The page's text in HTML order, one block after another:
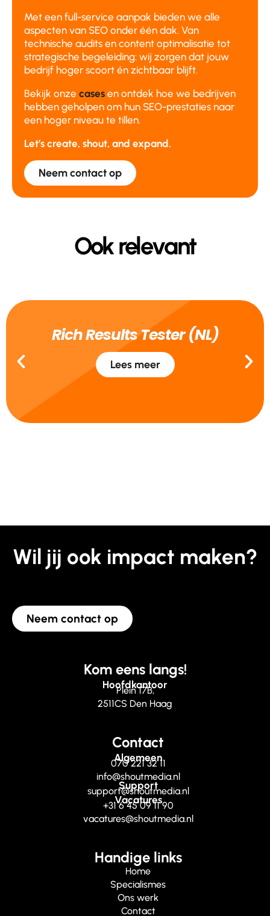
Met een full-service aanpak bieden we alle
aspecten van SEO onder één dak. Van
technische audits en content optimalisatie tot
strategische begeleiding: wij zorgen dat jouw
bedrijf hoger scoort én zichtbaar blijft.
Bekijk onze cases en ontdek hoe we bedrijven
hebben geholpen om hun SEO-prestaties naar
een hoger niveau te tillen.
Let’s create, shout, and expand.
Neem contact op
Ook relevant
Rich Results Tester (NL)
Lees meer
Wil jij ook impact maken?
Neem contact op
Kom eens langs!
Hoofdkantoor
Plein 17B,
2511CS Den Haag
Contact
Algemeen
070 221 32 11
info@shoutmedia.nl
Support
support@shoutmedia.nl
Vacatures
+31 6 45 09 11 90
vacatures@shoutmedia.nl
Handige links
Home
Specialismes
Ons werk
Contact